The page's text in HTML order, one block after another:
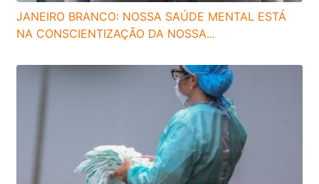
JANEIRO BRANCO: NOSSA SAÚDE MENTAL ESTÁ
NA CONSCIENTIZAÇÃO DA NOSSA...